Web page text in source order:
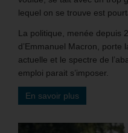
lequel on se trouve est
La politique, menée depuis
d’Emmanuel Macron, porte
actuelle et le spectre de
emploi parait s’imposer.
En savoir plus